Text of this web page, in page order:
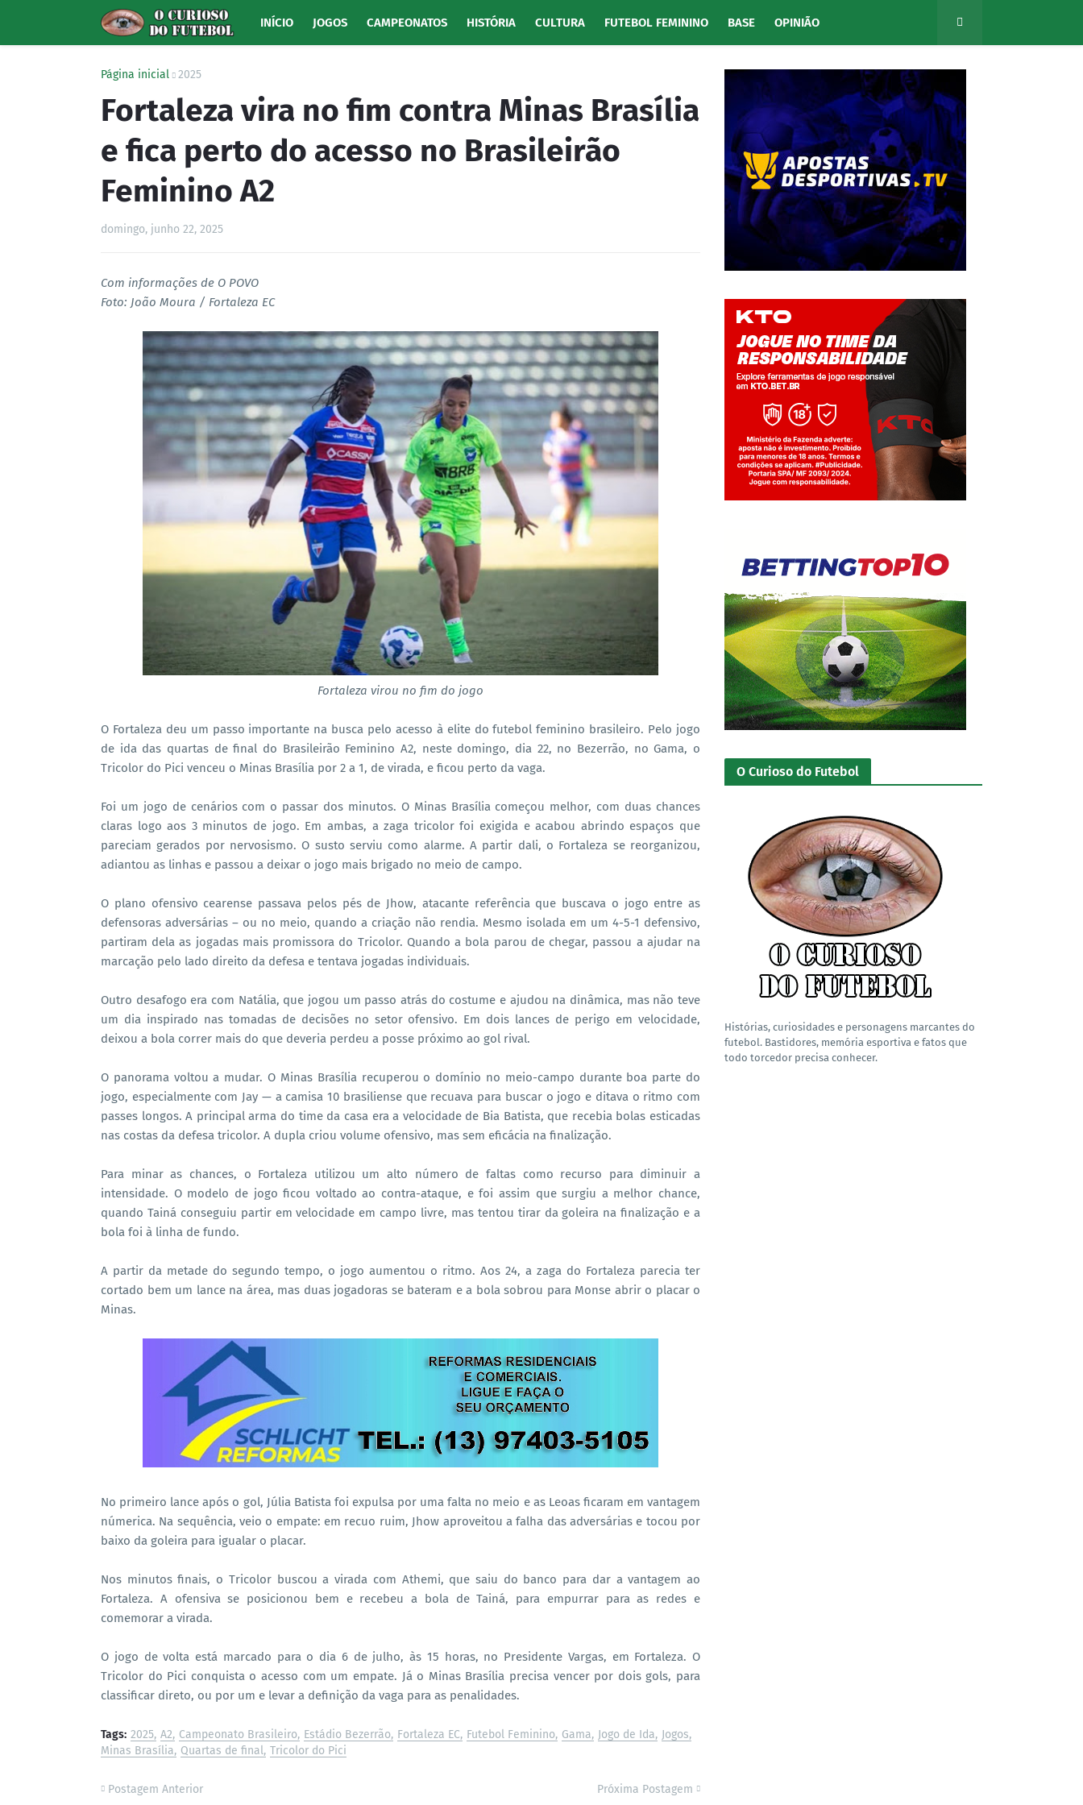
INÍCIO JOGOS CAMPEONATOS HISTÓRIA CULTURA FUTEBOL FEMININO BASE OPINIÃO
Página inicial 2025
Fortaleza vira no fim contra Minas Brasília
e fica perto do acesso no Brasileirão
Feminino A2
domingo, junho 22, 2025
Com informações de O POVO
Foto: João Moura / Fortaleza EC
Fortaleza virou no fim do jogo
O Fortaleza deu um passo importante na busca pelo acesso à elite do futebol feminino brasileiro. Pelo jogo
de ida das quartas de final do Brasileirão Feminino A2, neste domingo, dia 22, no Bezerrão, no Gama, o
Tricolor do Pici venceu o Minas Brasília por 2 a 1, de virada, e ficou perto da vaga.
Foi um jogo de cenários com o passar dos minutos. O Minas Brasília começou melhor, com duas chances
claras logo aos 3 minutos de jogo. Em ambas, a zaga tricolor foi exigida e acabou abrindo espaços que
pareciam gerados por nervosismo. O susto serviu como alarme. A partir dali, o Fortaleza se reorganizou,
adiantou as linhas e passou a deixar o jogo mais brigado no meio de campo.
O plano ofensivo cearense passava pelos pés de Jhow, atacante referência que buscava o jogo entre as
defensoras adversárias – ou no meio, quando a criação não rendia. Mesmo isolada em um 4-5-1 defensivo,
partiram dela as jogadas mais promissora do Tricolor. Quando a bola parou de chegar, passou a ajudar na
marcação pelo lado direito da defesa e tentava jogadas individuais.
Outro desafogo era com Natália, que jogou um passo atrás do costume e ajudou na dinâmica, mas não teve
um dia inspirado nas tomadas de decisões no setor ofensivo. Em dois lances de perigo em velocidade,
deixou a bola correr mais do que deveria perdeu a posse próximo ao gol rival.
O panorama voltou a mudar. O Minas Brasília recuperou o domínio no meio-campo durante boa parte do
jogo, especialmente com Jay — a camisa 10 brasiliense que recuava para buscar o jogo e ditava o ritmo com
passes longos. A principal arma do time da casa era a velocidade de Bia Batista, que recebia bolas esticadas
nas costas da defesa tricolor. A dupla criou volume ofensivo, mas sem eficácia na finalização.
Para minar as chances, o Fortaleza utilizou um alto número de faltas como recurso para diminuir a
intensidade. O modelo de jogo ficou voltado ao contra-ataque, e foi assim que surgiu a melhor chance,
quando Tainá conseguiu partir em velocidade em campo livre, mas tentou tirar da goleira na finalização e a
bola foi à linha de fundo.
A partir da metade do segundo tempo, o jogo aumentou o ritmo. Aos 24, a zaga do Fortaleza parecia ter
cortado bem um lance na área, mas duas jogadoras se bateram e a bola sobrou para Monse abrir o placar o
Minas.
No primeiro lance após o gol, Júlia Batista foi expulsa por uma falta no meio e as Leoas ficaram em vantagem
númerica. Na sequência, veio o empate: em recuo ruim, Jhow aproveitou a falha das adversárias e tocou por
baixo da goleira para igualar o placar.
Nos minutos finais, o Tricolor buscou a virada com Athemi, que saiu do banco para dar a vantagem ao
Fortaleza. A ofensiva se posicionou bem e recebeu a bola de Tainá, para empurrar para as redes e
comemorar a virada.
O jogo de volta está marcado para o dia 6 de julho, às 15 horas, no Presidente Vargas, em Fortaleza. O
Tricolor do Pici conquista o acesso com um empate. Já o Minas Brasília precisa vencer por dois gols, para
classificar direto, ou por um e levar a definição da vaga para as penalidades.
Tags: 2025 A2 Campeonato Brasileiro Estádio Bezerrão Fortaleza EC Futebol Feminino Gama Jogo de Ida Jogos
Minas Brasília Quartas de final Tricolor do Pici
Postagem Anterior Próxima Postagem
Jogue com responsabilidade. 18+
O Curioso do Futebol
Histórias, curiosidades e personagens marcantes do
futebol. Bastidores, memória esportiva e fatos que
todo torcedor precisa conhecer.